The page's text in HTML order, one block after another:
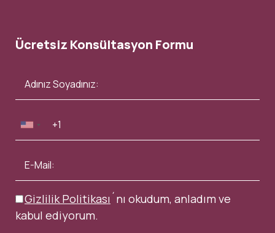
Ücretsiz Konsültasyon Formu
Gizlilik Politikası ´nı okudum, anladım ve
kabul ediyorum.